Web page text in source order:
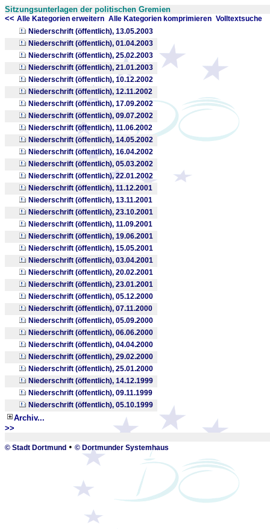
Sitzungsunterlagen der politischen Gremien
<< Alle Kategorien erweitern Alle Kategorien komprimieren Volltextsuche
Niederschrift (öffentlich), 13.05.2003
Niederschrift (öffentlich), 01.04.2003
Niederschrift (öffentlich), 25.02.2003
Niederschrift (öffentlich), 21.01.2003
Niederschrift (öffentlich), 10.12.2002
Niederschrift (öffentlich), 12.11.2002
Niederschrift (öffentlich), 17.09.2002
Niederschrift (öffentlich), 09.07.2002
Niederschrift (öffentlich), 11.06.2002
Niederschrift (öffentlich), 14.05.2002
Niederschrift (öffentlich), 16.04.2002
Niederschrift (öffentlich), 05.03.2002
Niederschrift (öffentlich), 22.01.2002
Niederschrift (öffentlich), 11.12.2001
Niederschrift (öffentlich), 13.11.2001
Niederschrift (öffentlich), 23.10.2001
Niederschrift (öffentlich), 11.09.2001
Niederschrift (öffentlich), 19.06.2001
Niederschrift (öffentlich), 15.05.2001
Niederschrift (öffentlich), 03.04.2001
Niederschrift (öffentlich), 20.02.2001
Niederschrift (öffentlich), 23.01.2001
Niederschrift (öffentlich), 05.12.2000
Niederschrift (öffentlich), 07.11.2000
Niederschrift (öffentlich), 05.09.2000
Niederschrift (öffentlich), 06.06.2000
Niederschrift (öffentlich), 04.04.2000
Niederschrift (öffentlich), 29.02.2000
Niederschrift (öffentlich), 25.01.2000
Niederschrift (öffentlich), 14.12.1999
Niederschrift (öffentlich), 09.11.1999
Niederschrift (öffentlich), 05.10.1999
Archiv...
>>
© Stadt Dortmund • © Dortmunder Systemhaus